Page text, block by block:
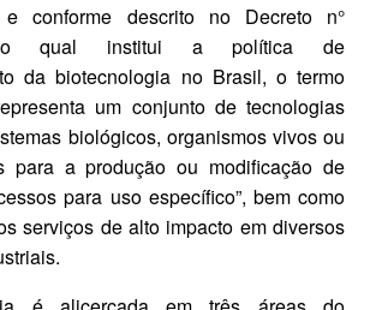
e conforme descrito no Decreto n°
o qual institui a política de
da biotecnologia no Brasil, o termo
um conjunto de tecnologias
biológicos, organismos vivos ou
para a produção ou modificação de
para uso específico”, bem como
serviços de alto impacto em diversos